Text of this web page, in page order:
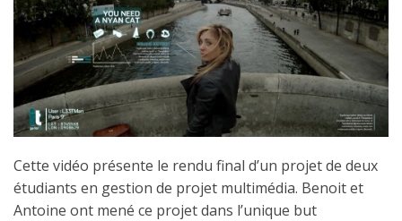
Cette vidéo présente le rendu final d’un projet de deux
étudiants en gestion de projet multimédia. Benoit et
Antoine ont mené ce projet dans l’unique but